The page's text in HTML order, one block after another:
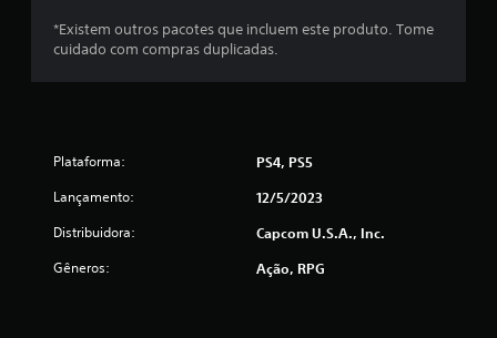
*Existem outros pacotes que incluem este produto. Tome
cuidado com compras duplicadas.
Plataforma: PS4, PS5
Lançamento: 12/5/2023
Distribuidora: Capcom U.S.A., Inc.
Gêneros: Ação, RPG